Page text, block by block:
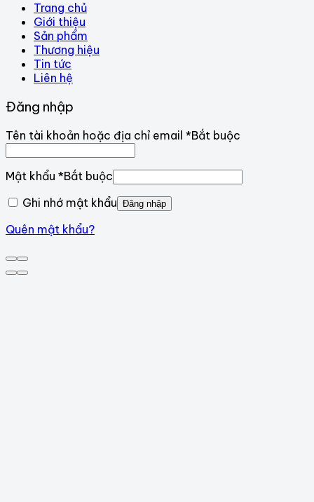
Trang chủ
Giới thiệu
Sản phẩm
Thương hiệu
Tin tức
Liên hệ
Đăng nhập
Tên tài khoản hoặc địa chỉ email *Bắt buộc
Mật khẩu *Bắt buộc
Ghi nhớ mật khẩu Đăng nhập
Quên mật khẩu?